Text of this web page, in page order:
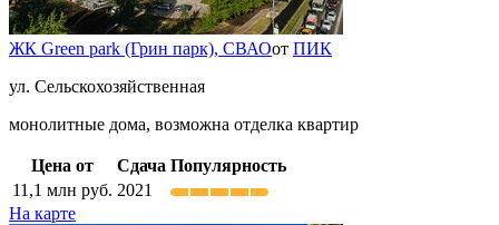
ЖК Green park (Грин парк), СВАОот ПИК
ул. Сельскохозяйственная
монолитные дома, возможна отделка квартир
Цена от Сдача Популярность
11,1 млн руб. 2021
На карте